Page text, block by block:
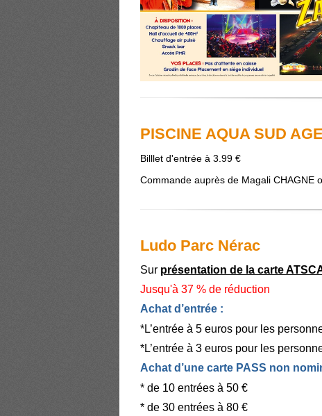
PISCINE AQUA SUD
Billlet d'entrée à 3.99 €
Commande auprès de Magali CHAGNE
Ludo Parc Nérac
Sur présentation de la carte
Jusqu'à 37 % de réduction
Achat d’entrée :
*L’entrée à 5 euros pour les
*L’entrée à 3 euros pour les
Achat d’une carte PASS non
* de 10 entrées à 50 €
* de 30 entrées à 80 €